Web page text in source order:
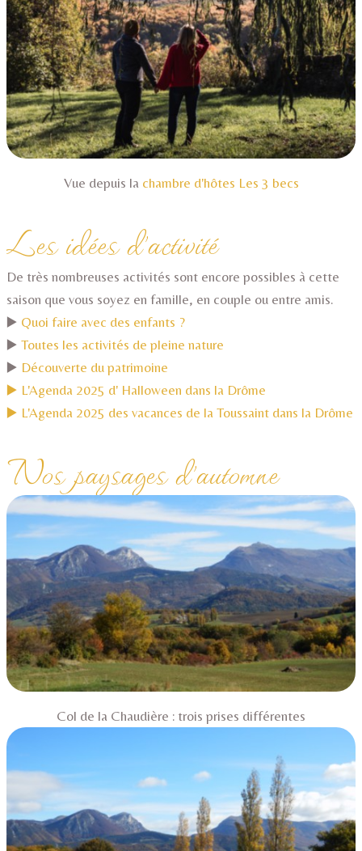
Vue depuis la chambre d'hôtes Les 3 becs
Les idées d'activité
De très nombreuses activités sont encore possibles à cette
saison que vous soyez en famille, en couple ou entre amis.
▶️ Quoi faire avec des enfants ?
▶️ Toutes les activités de pleine nature
▶️ Découverte du patrimoine
▶️ L'Agenda 2025 d' Halloween dans la Drôme
▶️ L'Agenda 2025 des vacances de la Toussaint dans la Drôme
Nos paysages d'automne
Col de la Chaudière : trois prises différentes